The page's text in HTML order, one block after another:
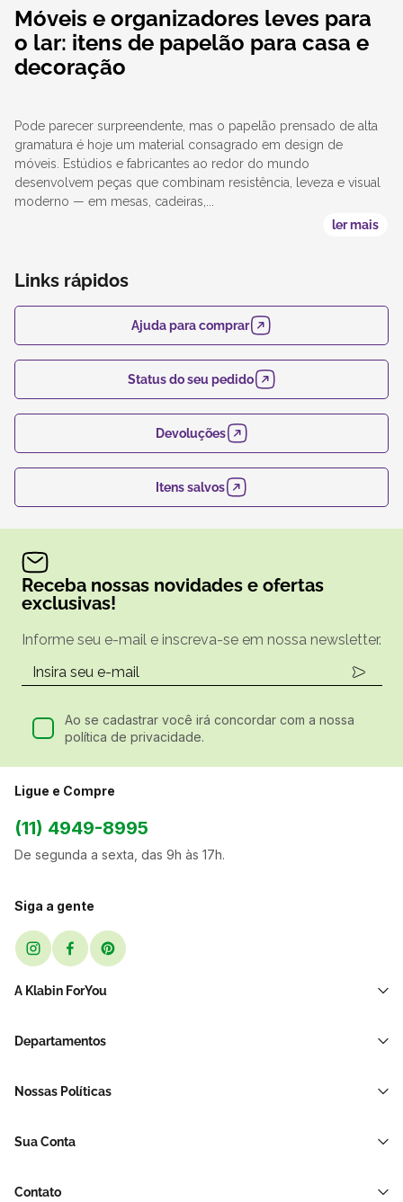
Móveis e organizadores leves para
o lar: itens de papelão para casa e
decoração
Pode parecer surpreendente, mas o papelão prensado de alta
gramatura é hoje um material consagrado em design de
móveis. Estúdios e fabricantes ao redor do mundo
desenvolvem peças que combinam resistência, leveza e visual
moderno — em mesas, cadeiras,...
ler mais
Links rápidos
Ajuda para comprar
Status do seu pedido
Devoluções
Itens salvos
Receba nossas novidades e ofertas
exclusivas!
Informe seu e-mail e inscreva-se em nossa newsletter.
Ao se cadastrar você irá concordar com a nossa
política de privacidade.
Ligue e Compre
(11) 4949-8995
De segunda a sexta, das 9h às 17h.
Siga a gente
A Klabin ForYou
Black Friday
Blog
Departamentos
Sacos e Sacolas
Acessórios Para Embalagens
Nossas Políticas
Política de Devolução e Reembolso
Sua Conta
Meus Pedidos
Contato